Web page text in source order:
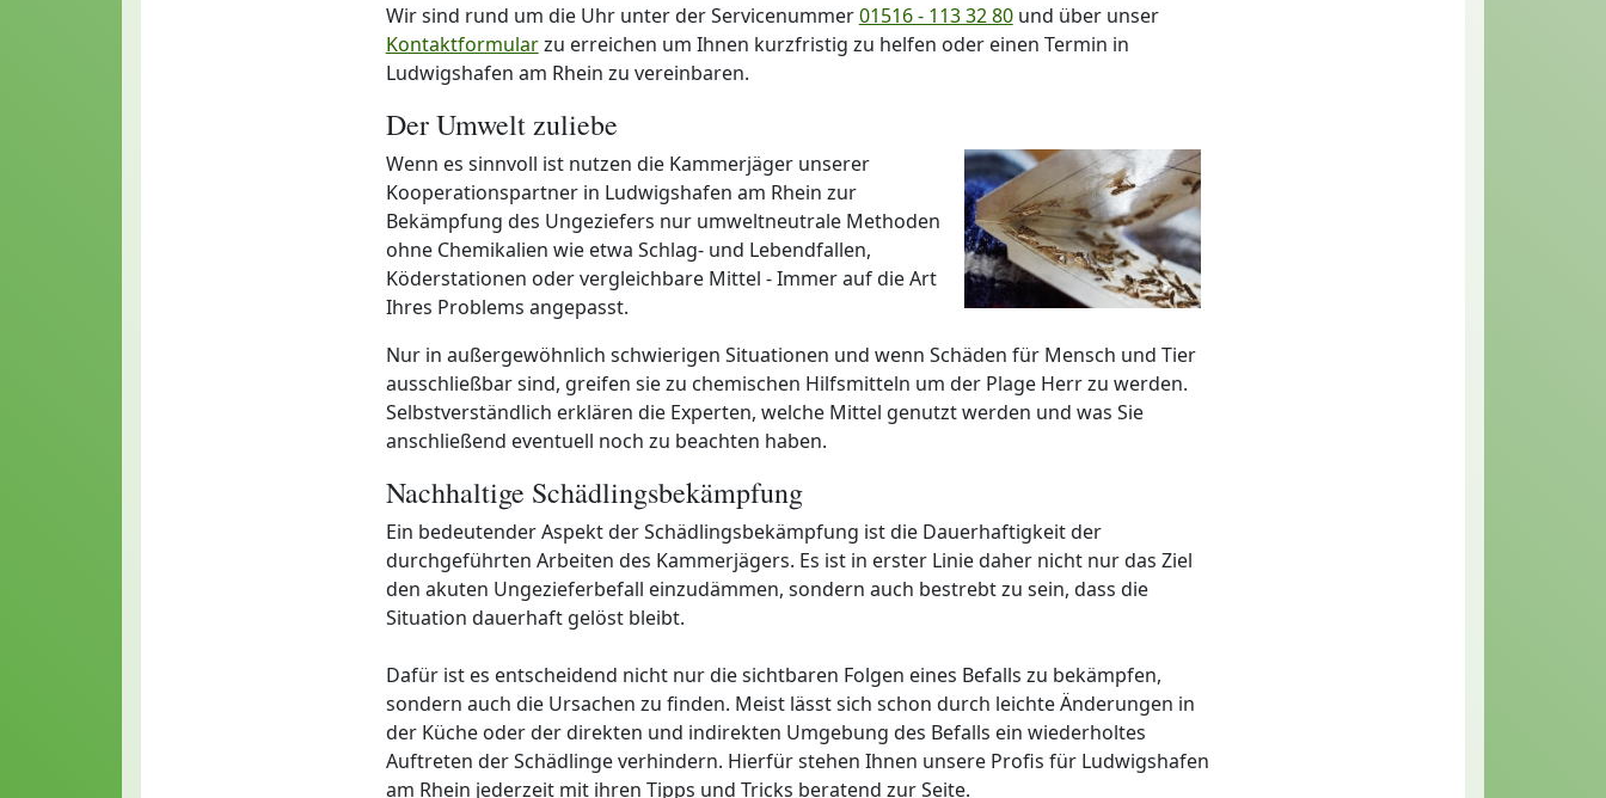
Wir sind rund um die Uhr unter der Servicenummer01516 - 113 32 80und über unser
Kontaktformularzu erreichen um Ihnen kurzfristig zu helfen oder einen Termin in
Ludwigshafen am Rhein zu vereinbaren.
Der Umwelt zuliebe
Wenn es sinnvoll ist nutzen die Kammerjäger unserer
Kooperationspartner in Ludwigshafen am Rhein zur
Bekämpfung des Ungeziefers nur umweltneutrale Methoden
ohne Chemikalien wie etwa Schlag- und Lebendfallen,
Köderstationen oder vergleichbare Mittel - Immer auf die Art
Ihres Problems angepasst.
Nur in außergewöhnlich schwierigen Situationen und wenn Schäden für Mensch und Tier
ausschließbar sind, greifen sie zu chemischen Hilfsmitteln um der Plage Herr zu werden.
Selbstverständlich erklären die Experten, welche Mittel genutzt werden und was Sie
anschließend eventuell noch zu beachten haben.
Nachhaltige Schädlingsbekämpfung
Ein bedeutender Aspekt der Schädlingsbekämpfung ist die Dauerhaftigkeit der
durchgeführten Arbeiten des Kammerjägers. Es ist in erster Linie daher nicht nur das Ziel
den akuten Ungezieferbefall einzudämmen, sondern auch bestrebt zu sein, dass die
Situation dauerhaft gelöst bleibt.
Dafür ist es entscheidend nicht nur die sichtbaren Folgen eines Befalls zu bekämpfen,
sondern auch die Ursachen zu finden. Meist lässt sich schon durch leichte Änderungen in
der Küche oder der direkten und indirekten Umgebung des Befalls ein wiederholtes
Auftreten der Schädlinge verhindern. Hierfür stehen Ihnen unsere Profis für Ludwigshafen
am Rhein jederzeit mit ihren Tipps und Tricks beratend zur Seite.